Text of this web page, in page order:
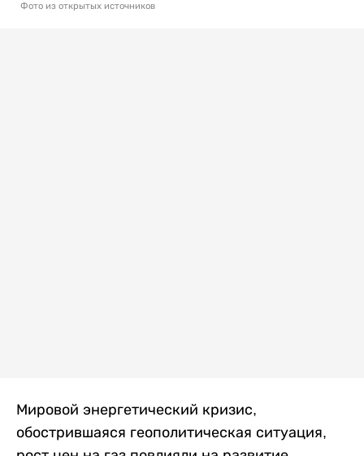
Фото из открытых источников
Мировой энергетический кризис,
обострившаяся геополитическая ситуация,